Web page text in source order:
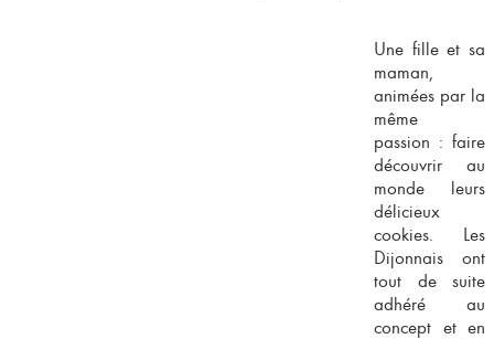
Une fille et sa
maman,
animées par la
même
passion : faire
découvrir au
monde leurs
délicieux
cookies. Les
Dijonnais ont
tout de suite
adhéré au
concept et en